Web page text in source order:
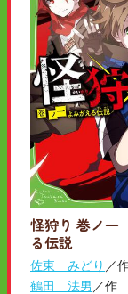
怪狩り 巻ノ
る伝説
佐東 みどり ／
鶴田 法男 ／作